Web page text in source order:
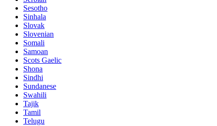
Sesotho
Sinhala
Slovak
Slovenian
Somali
Samoan
Scots Gaelic
Shona
Sindhi
Sundanese
Swahili
Tajik
Tamil
Telugu